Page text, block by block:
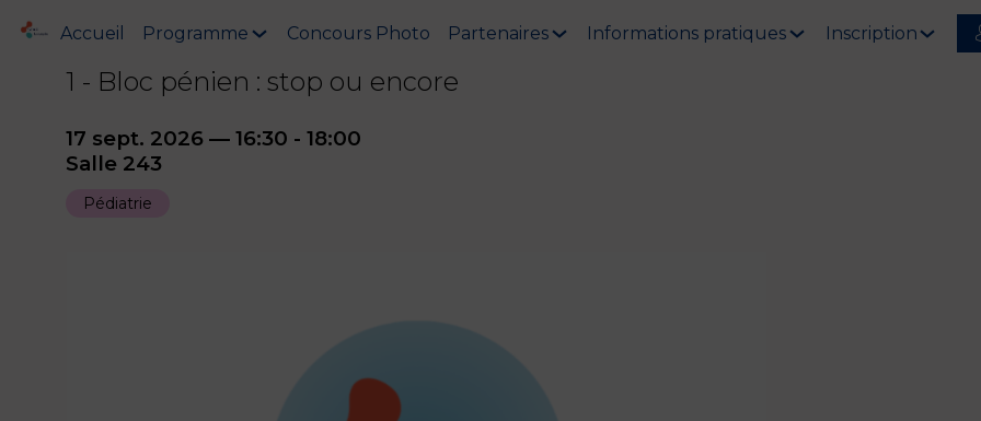
Accueil Programme Concours Photo Partenaires Informations pratiques Inscription
1 - Bloc pénien : stop ou encore
17 sept. 2026 — 16:30 - 18:00
Salle 243
Pédiatrie